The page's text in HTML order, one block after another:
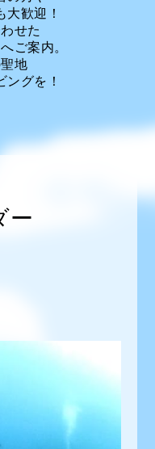
大歓迎！
せた
ご案内。
地
ングを！
ー